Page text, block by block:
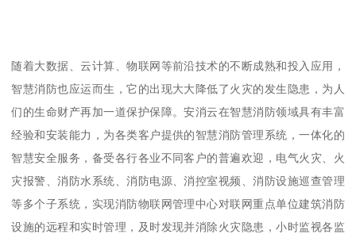
随着大数据、云计算、物联网等前沿技术的不断成熟和投入应用，
智慧消防也应运而生，它的出现大大降低了火灾的发生隐患，为人
们的生命财产再加一道保护保障。安消云在智慧消防领域具有丰富
经验和安装能力，为各类客户提供的智慧消防管理系统，一体化的
智慧安全服务，备受各行各业不同客户的普遍欢迎，电气火灾、火
灾报警、消防水系统、消防电源、消控室视频、消防设施巡查管理
等多个子系统，实现消防物联网管理中心对联网重点单位建筑消防
设施的远程和实时管理，及时发现并消除火灾隐患，小时监视各监